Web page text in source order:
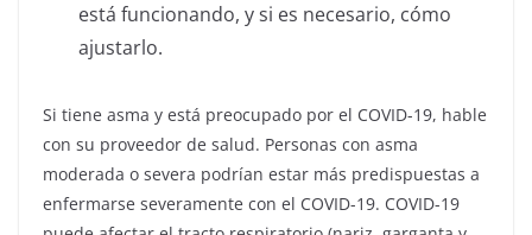
está funcionando, y si es necesario, cómo
ajustarlo.
Si tiene asma y está preocupado por el COVID-19, hable
con su proveedor de salud. Personas con asma
moderada o severa podrían estar más predispuestas a
enfermarse severamente con el COVID-19. COVID-19